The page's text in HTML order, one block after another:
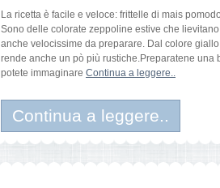
La ricetta è facile e veloce: frittelle di mais
Sono delle colorate zeppoline estive che
anche velocissime da preparare. Dal colore
rende anche un pò più rustiche.Preparatene una
potete immaginare Continua a leggere..
Continua a leggere..